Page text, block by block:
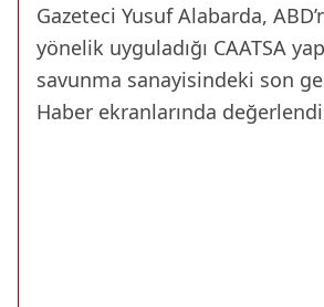
Gazeteci Yusuf Alabarda,
yönelik uyguladığı CAATSA
savunma sanayisindeki son
Haber ekranlarında